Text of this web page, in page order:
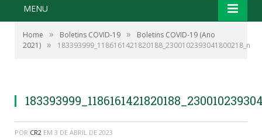
MENU
Home » Boletins COVID-19 »
Boletins COVID-19 (Ano
2021) » 183393999_1186161421820188_2300102393041800218_n
POR CR2 EM 3 DE ABRIL DE 2023